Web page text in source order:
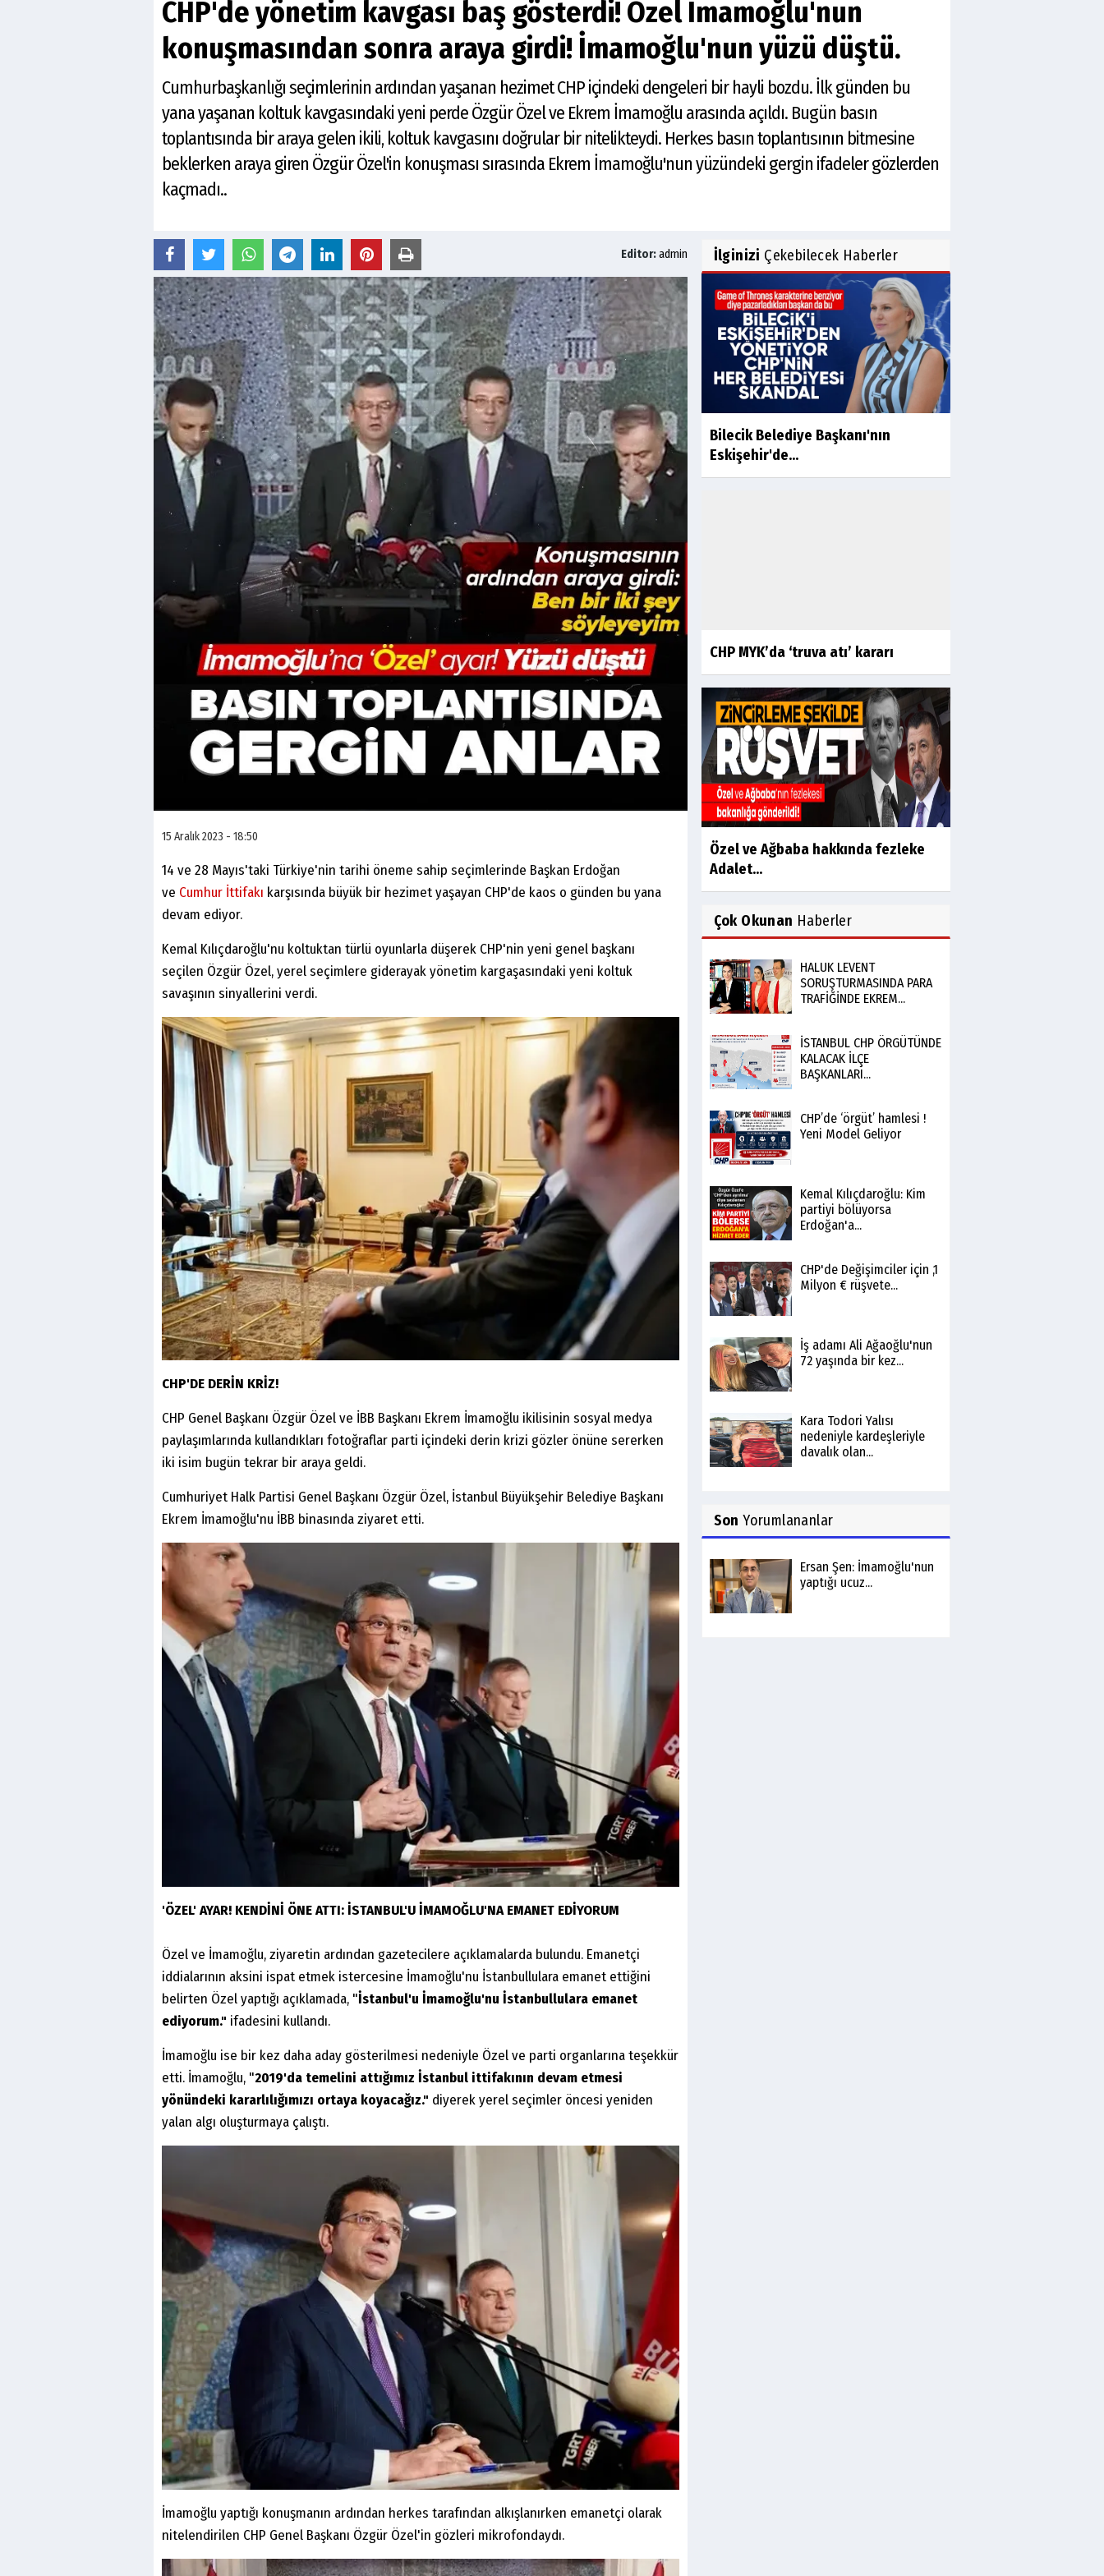
CHP'de yönetim kavgası baş gösterdi! Özel İmamoğlu'nun
konuşmasından sonra araya girdi! İmamoğlu'nun yüzü düştü.
Cumhurbaşkanlığı seçimlerinin ardından yaşanan hezimet CHP içindeki dengeleri bir hayli bozdu. İlk günden bu
yana yaşanan koltuk kavgasındaki yeni perde Özgür Özel ve Ekrem İmamoğlu arasında açıldı. Bugün basın
toplantısında bir araya gelen ikili, koltuk kavgasını doğrular bir nitelikteydi. Herkes basın toplantısının bitmesine
beklerken araya giren Özgür Özel'in konuşması sırasında Ekrem İmamoğlu'nun yüzündeki gergin ifadeler gözlerden
kaçmadı..
Editor:admin
15 Aralık 2023 - 18:50
14 ve 28 Mayıs'taki Türkiye'nin tarihi öneme sahip seçimlerinde Başkan Erdoğan
ve Cumhur İttifakı karşısında büyük bir hezimet yaşayan CHP'de kaos o günden bu yana
devam ediyor.
Kemal Kılıçdaroğlu'nu koltuktan türlü oyunlarla düşerek CHP'nin yeni genel başkanı
seçilen Özgür Özel, yerel seçimlere giderayak yönetim kargaşasındaki yeni koltuk
savaşının sinyallerini verdi.
CHP'DE DERİN KRİZ!
CHP Genel Başkanı Özgür Özel ve İBB Başkanı Ekrem İmamoğlu ikilisinin sosyal medya
paylaşımlarında kullandıkları fotoğraflar parti içindeki derin krizi gözler önüne sererken
iki isim bugün tekrar bir araya geldi.
Cumhuriyet Halk Partisi Genel Başkanı Özgür Özel, İstanbul Büyükşehir Belediye Başkanı
Ekrem İmamoğlu'nu İBB binasında ziyaret etti.
'ÖZEL' AYAR! KENDİNİ ÖNE ATTI: İSTANBUL'U İMAMOĞLU'NA EMANET EDİYORUM
Özel ve İmamoğlu, ziyaretin ardından gazetecilere açıklamalarda bulundu. Emanetçi
iddialarının aksini ispat etmek istercesine İmamoğlu'nu İstanbullulara emanet ettiğini
belirten Özel yaptığı açıklamada, "İstanbul'u İmamoğlu'nu İstanbullulara emanet
ediyorum." ifadesini kullandı.
İmamoğlu ise bir kez daha aday gösterilmesi nedeniyle Özel ve parti organlarına teşekkür
etti. İmamoğlu, "2019'da temelini attığımız İstanbul ittifakının devam etmesi
yönündeki kararlılığımızı ortaya koyacağız." diyerek yerel seçimler öncesi yeniden
yalan algı oluşturmaya çalıştı.
İmamoğlu yaptığı konuşmanın ardından herkes tarafından alkışlanırken emanetçi olarak
nitelendirilen CHP Genel Başkanı Özgür Özel'in gözleri mikrofondaydı.
İlginizi Çekebilecek Haberler
Bilecik Belediye Başkanı'nın
Eskişehir'de...
CHP MYK’da ‘truva atı’ kararı
Özel ve Ağbaba hakkında fezleke
Adalet...
Çok Okunan Haberler
HALUK LEVENT
SORUŞTURMASINDA PARA
TRAFİĞİNDE EKREM...
İSTANBUL CHP ÖRGÜTÜNDE
KALACAK İLÇE
BAŞKANLARI...
CHP’de ‘örgüt’ hamlesi !
Yeni Model Geliyor
Kemal Kılıçdaroğlu: Kim
partiyi bölüyorsa
Erdoğan'a...
CHP'de Değişimciler için ,1
Milyon € rüşvete...
İş adamı Ali Ağaoğlu'nun
72 yaşında bir kez...
Kara Todori Yalısı
nedeniyle kardeşleriyle
davalık olan...
Son Yorumlananlar
Ersan Şen: İmamoğlu'nun
yaptığı ucuz...